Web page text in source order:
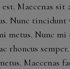
Maecenas
Nunc tincidunt
metus. Nunc
rhoncus